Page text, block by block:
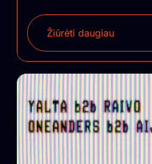
Žiūrėti daugiau